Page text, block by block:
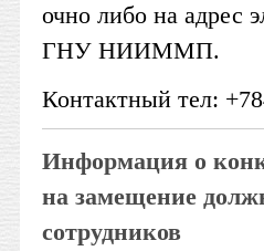
очно либо на адрес
ГНУ НИИММП.
Контактный тел:
Информация о
на замещение
сотрудников